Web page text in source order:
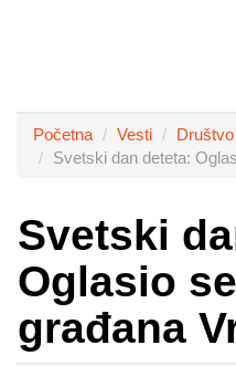
Početna Vesti
Društvo
Svetski dan deteta:
Svetski
Oglasio
građana